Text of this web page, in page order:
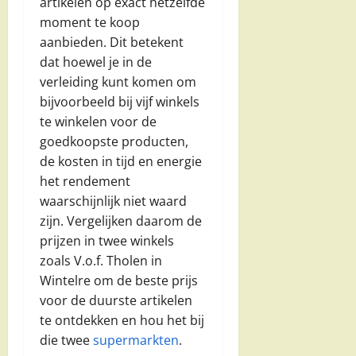
moment te koop
aanbieden. Dit betekent
dat hoewel je in de
verleiding kunt komen om
bijvoorbeeld bij vijf winkels
te winkelen voor de
goedkoopste producten,
de kosten in tijd en energie
het rendement
waarschijnlijk niet waard
zijn. Vergelijken daarom de
prijzen in twee winkels
zoals V.o.f. Tholen in
Wintelre om de beste prijs
voor de duurste artikelen
te ontdekken en hou het bij
die tweesupermarkten.